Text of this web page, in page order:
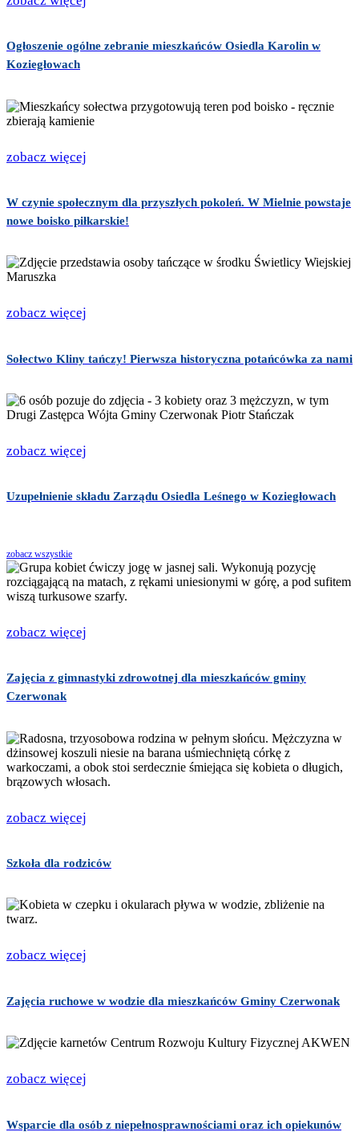
Ogłoszenie ogólne zebranie mieszkańców Osiedla Karolin w
Koziegłowach
zobacz więcej
W czynie społecznym dla przyszłych pokoleń. W Mielnie powstaje
nowe boisko piłkarskie!
zobacz więcej
Sołectwo Kliny tańczy! Pierwsza historyczna potańcówka za nami
zobacz więcej
Uzupełnienie składu Zarządu Osiedla Leśnego w Koziegłowach
zobacz wszystkie
zobacz więcej
Zajęcia z gimnastyki zdrowotnej dla mieszkańców gminy
Czerwonak
zobacz więcej
Szkoła dla rodziców
zobacz więcej
Zajęcia ruchowe w wodzie dla mieszkańców Gminy Czerwonak
zobacz więcej
Wsparcie dla osób z niepełnosprawnościami oraz ich opiekunów